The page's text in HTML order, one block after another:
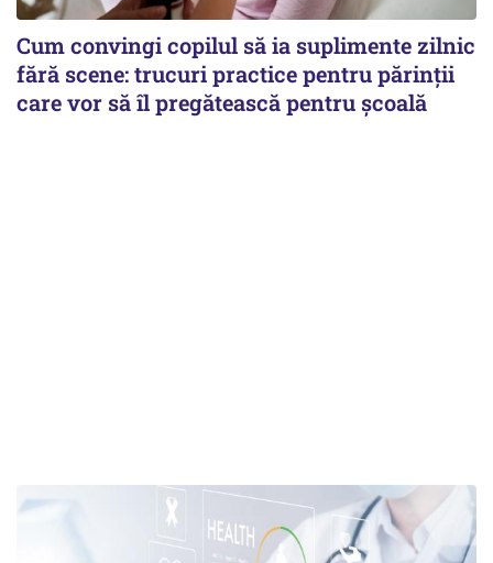
Cum convingi copilul să ia suplimente zilnic
fără scene: trucuri practice pentru părinții
care vor să îl pregătească pentru școală